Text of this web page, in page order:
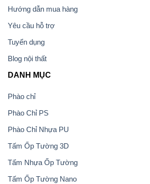
Hướng dẫn mua hàng
Yêu cầu hỗ trợ
Tuyển dụng
Blog nội thất
DANH MỤC
Phào chỉ
Phào Chỉ PS
Phào Chỉ Nhựa PU
Tấm Ốp Tường 3D
Tấm Nhựa Ốp Tường
Tấm Ốp Tường Nano